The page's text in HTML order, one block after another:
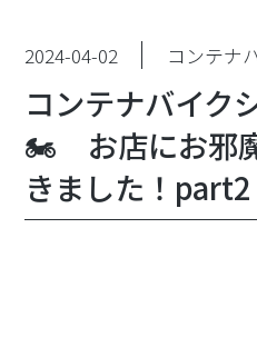
2024-04-02 コンテナ
コンテナバイク
🏍 お店にお邪
きました！part2